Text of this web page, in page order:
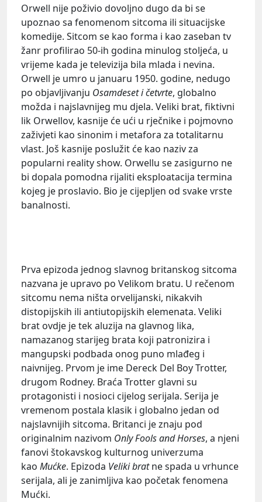
Orwell nije poživio dovoljno dugo da bi se
upoznao sa fenomenom sitcoma ili situacijske
komedije. Sitcom se kao forma i kao zaseban tv
žanr profilirao 50-ih godina minulog stoljeća, u
vrijeme kada je televizija bila mlada i nevina.
Orwell je umro u januaru 1950. godine, nedugo
po objavljivanju Osamdeset i četvrte, globalno
možda i najslavnijeg mu djela. Veliki brat, fiktivni
lik Orwellov, kasnije će ući u rječnike i pojmovno
zaživjeti kao sinonim i metafora za totalitarnu
vlast. Još kasnije poslužit će kao naziv za
popularni reality show. Orwellu se zasigurno ne
bi dopala pomodna rijaliti eksploatacija termina
kojeg je proslavio. Bio je cijepljen od svake vrste
banalnosti.
Prva epizoda jednog slavnog britanskog sitcoma
nazvana je upravo po Velikom bratu. U rečenom
sitcomu nema ništa orvelijanski, nikakvih
distopijskih ili antiutopijskih elemenata. Veliki
brat ovdje je tek aluzija na glavnog lika,
namazanog starijeg brata koji patronizira i
mangupski podbada onog puno mlađeg i
naivnijeg. Prvom je ime Dereck Del Boy Trotter,
drugom Rodney. Braća Trotter glavni su
protagonisti i nosioci cijelog serijala. Serija je
vremenom postala klasik i globalno jedan od
najslavnijih sitcoma. Britanci je znaju pod
originalnim nazivom Only Fools and Horses, a njeni
fanovi štokavskog kulturnog univerzuma
kao Mućke. Epizoda Veliki bratne spada u vrhunce
serijala, ali je zanimljiva kao početak fenomena
Mućki.